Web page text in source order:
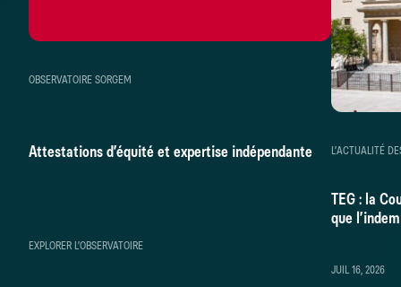
OBSERVATOIRE SORGEM
Attestations d’équité et expertise indépendante
EXPLORER L’OBSERVATOIRE
L’ACTUALITÉ
TEG : la
que
JUIL 16, 2026